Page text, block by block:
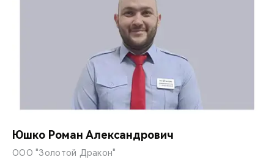
Юшко Роман Александрович
ООО "Золотой Дракон"